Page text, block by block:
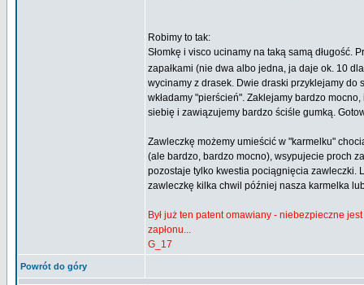
Robimy to tak:
Słomkę i visco ucinamy na taką samą długość.
zapałkami (nie dwa albo jedna, ja daje ok. 10
wycinamy z drasek. Dwie draski przyklejamy do
wkładamy "pierścień". Zaklejamy bardzo
siebię i zawiązujemy bardzo ściśle gumką.
Zawleczkę możemy umieścić w "karmelku"
(ale bardzo, bardzo mocno), wsypujecie proch
pozostaje tylko kwestia pociągnięcia zawleczki.
zawleczkę kilka chwil później nasza karmelka
Był już ten patent omawiany - niebezpieczne
zapłonu...
G_17
Powrót do góry